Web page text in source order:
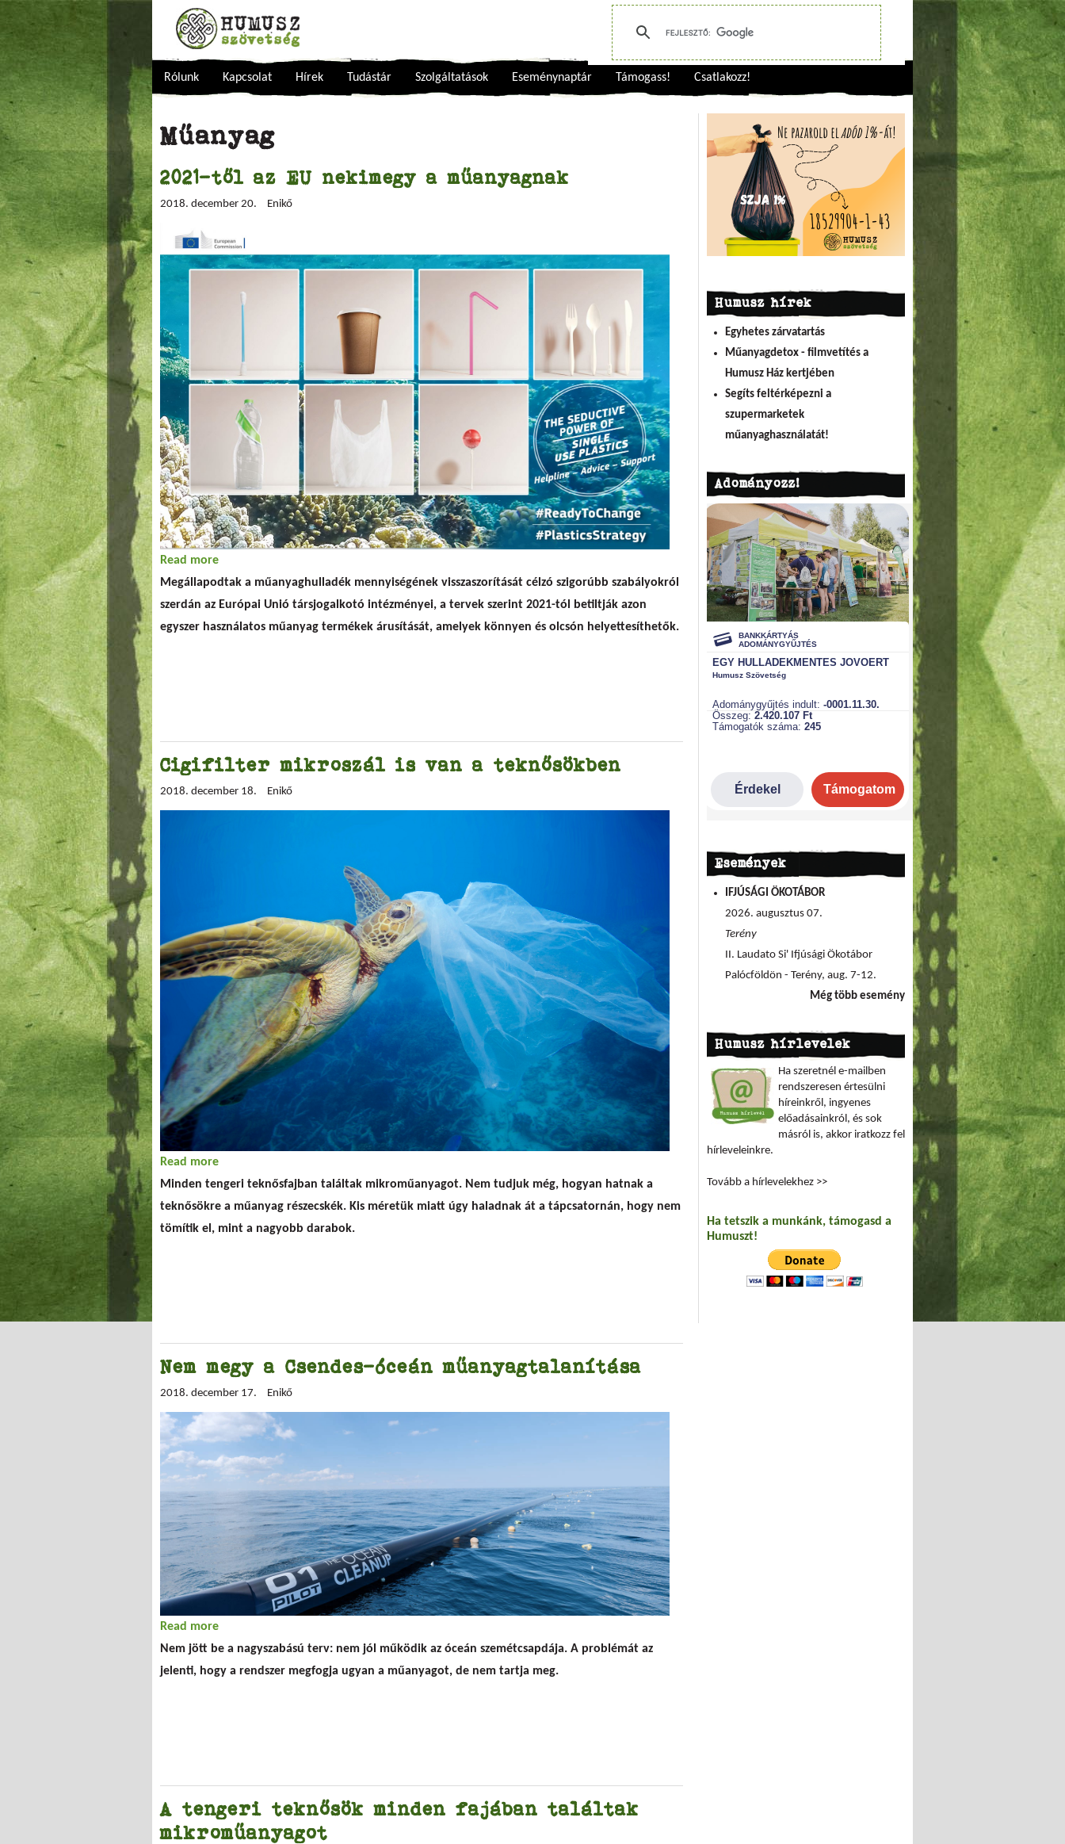
Rólunk Kapcsolat Hírek Tudástár Szolgáltatások Eseménynaptár Támogass! Csatlakozz!
Műanyag
2021-től az EU nekimegy a műanyagnak
2018. december 20. Enikő
Read more
Megállapodtak a műanyaghulladék mennyiségének visszaszorítását célzó szigorúbb szabályokról
szerdán az Európai Unió társjogalkotó intézményei, a tervek szerint 2021-tól betiltják azon
egyszer használatos műanyag termékek árusítását, amelyek könnyen és olcsón helyettesíthetők.
Cigifilter mikroszál is van a teknősökben
2018. december 18. Enikő
Read more
Minden tengeri teknősfajban találtak mikroműanyagot. Nem tudjuk még, hogyan hatnak a
teknősökre a műanyag részecskék. Kis méretük miatt úgy haladnak át a tápcsatornán, hogy nem
tömítik el, mint a nagyobb darabok.
Nem megy a Csendes-óceán műanyagtalanítása
2018. december 17. Enikő
Read more
Nem jött be a nagyszabású terv: nem jól működik az óceán szemétcsapdája. A problémát az
jelenti, hogy a rendszer megfogja ugyan a műanyagot, de nem tartja meg.
A tengeri teknősök minden fajában találtak
mikroműanyagot
Humusz hírek
Egyhetes zárvatartás
Műanyagdetox - filmvetítés a
Humusz Ház kertjében
Segíts feltérképezni a
szupermarketek
műanyaghasználatát!
Adományozz!
Események
IFJÚSÁGI ÖKOTÁBOR
2026. augusztus 07.
Terény
II. Laudato Si' Ifjúsági Ökotábor
Palócföldön - Terény, aug. 7-12.
Még több esemény
Humusz hírlevelek
Ha szeretnél e-mailben
rendszeresen értesülni
híreinkről, ingyenes
előadásainkról, és sok
másról is, akkor iratkozz fel
hírleveleinkre.
Tovább a hírlevelekhez >>
Ha tetszik a munkánk, támogasd a
Humuszt!